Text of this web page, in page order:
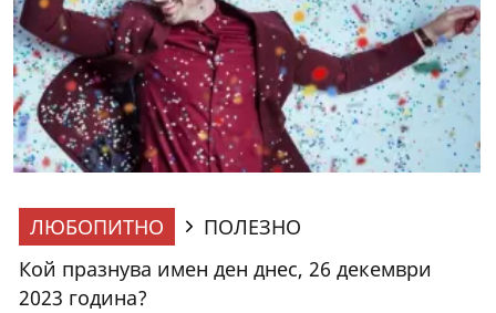
ЛЮБОПИТНО
ПОЛЕЗНО
Кой празнува имен ден днес, 26 декември
2023 година?